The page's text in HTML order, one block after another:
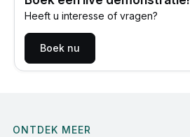
Heeft u interesse of vragen?
Boek nu
ONTDEK MEER